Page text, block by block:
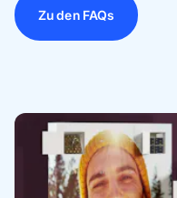
Zu den FAQs